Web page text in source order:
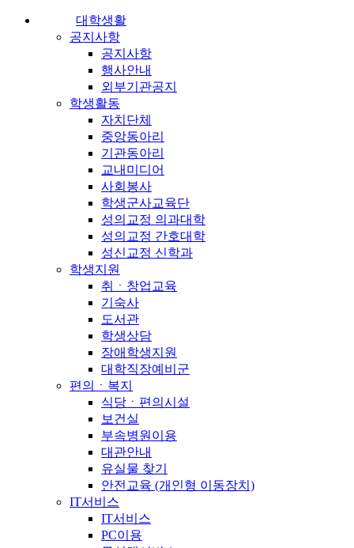
대학생활
공지사항
공지사항
행사안내
외부기관공지
학생활동
자치단체
중앙동아리
기관동아리
교내미디어
사회봉사
학생군사교육단
성의교정 의과대학
성의교정 간호대학
성신교정 신학과
학생지원
취ㆍ창업교육
기숙사
도서관
학생상담
장애학생지원
대학직장예비군
편의ㆍ복지
식당ㆍ편의시설
보건실
부속병원이용
대관안내
유실물 찾기
안전교육 (개인형 이동장치)
IT서비스
IT서비스
PC이용